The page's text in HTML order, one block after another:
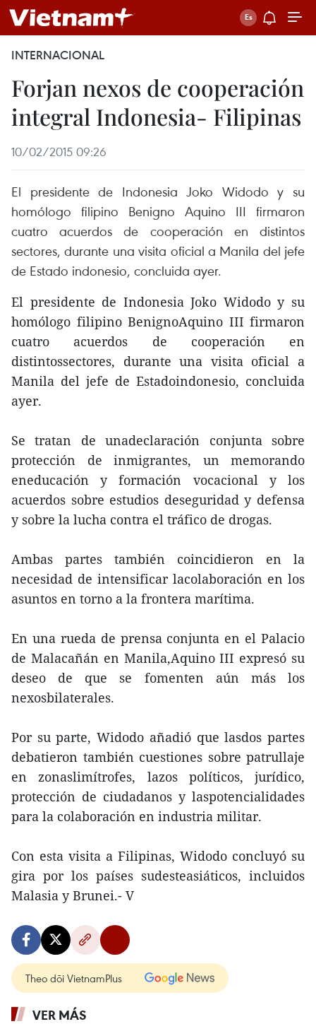
INTERNACIONAL
Forjan nexos de cooperación
integral Indonesia- Filipinas
10/02/2015 09:26
El presidente de Indonesia Joko Widodo y su
homólogo filipino Benigno Aquino III firmaron
cuatro acuerdos de cooperación en distintos
sectores, durante una visita oficial a Manila del jefe
de Estado indonesio, concluida ayer.
El presidente de Indonesia Joko Widodo y su
homólogo filipino BenignoAquino III firmaron
cuatro acuerdos de cooperación en
distintossectores, durante una visita oficial a
Manila del jefe de Estadoindonesio, concluida
ayer.
Se tratan de unadeclaración conjunta sobre
protección de inmigrantes, un memorando
eneducación y formación vocacional y los
acuerdos sobre estudios deseguridad y defensa
y sobre la lucha contra el tráfico de drogas.
Ambas partes también coincidieron en la
necesidad de intensificar lacolaboración en los
asuntos en torno a la frontera marítima.
En una rueda de prensa conjunta en el Palacio
de Malacañán en Manila,Aquino III expresó su
deseo de que se fomenten aún más los
nexosbilaterales.
Por su parte, Widodo añadió que lasdos partes
debatieron también cuestiones sobre patrullaje
en zonaslimítrofes, lazos políticos, jurídico,
protección de ciudadanos y laspotencialidades
para la colaboración en industria militar.
Con esta visita a Filipinas, Widodo concluyó su
gira por los países sudesteasiáticos, incluidos
Malasia y Brunei.- V
Theo dõi VietnamPlus
VER MÁS